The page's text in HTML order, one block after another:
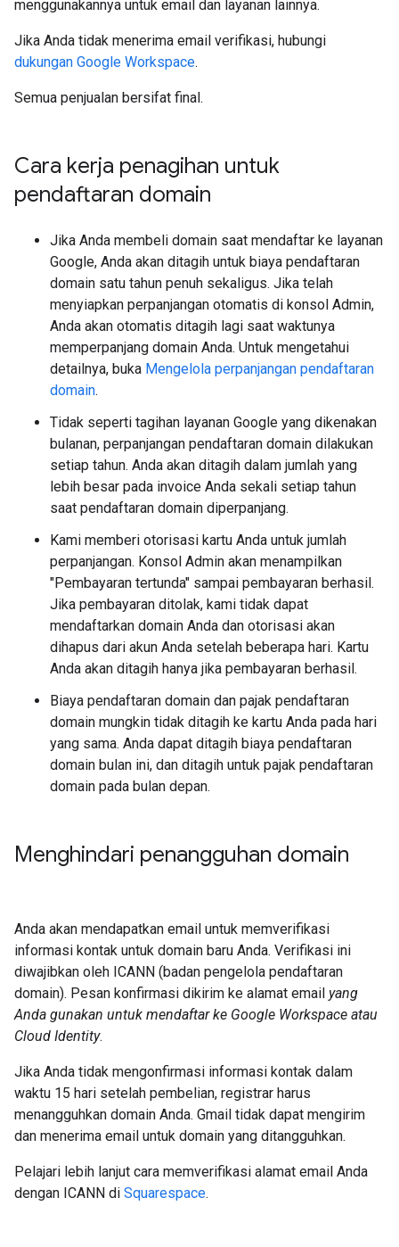
menggunakannya untuk email dan layanan lainnya.
Jika Anda tidak menerima email verifikasi, hubungi
dukungan Google Workspace.
Semua penjualan bersifat final.
Cara kerja penagihan untuk
pendaftaran domain
Jika Anda membeli domain saat mendaftar ke layanan
Google, Anda akan ditagih untuk biaya pendaftaran
domain satu tahun penuh sekaligus. Jika telah
menyiapkan perpanjangan otomatis di konsol Admin,
Anda akan otomatis ditagih lagi saat waktunya
memperpanjang domain Anda. Untuk mengetahui
detailnya, buka Mengelola perpanjangan pendaftaran
domain.
Tidak seperti tagihan layanan Google yang dikenakan
bulanan, perpanjangan pendaftaran domain dilakukan
setiap tahun. Anda akan ditagih dalam jumlah yang
lebih besar pada invoice Anda sekali setiap tahun
saat pendaftaran domain diperpanjang.
Kami memberi otorisasi kartu Anda untuk jumlah
perpanjangan. Konsol Admin akan menampilkan
"Pembayaran tertunda" sampai pembayaran berhasil.
Jika pembayaran ditolak, kami tidak dapat
mendaftarkan domain Anda dan otorisasi akan
dihapus dari akun Anda setelah beberapa hari. Kartu
Anda akan ditagih hanya jika pembayaran berhasil.
Biaya pendaftaran domain dan pajak pendaftaran
domain mungkin tidak ditagih ke kartu Anda pada hari
yang sama. Anda dapat ditagih biaya pendaftaran
domain bulan ini, dan ditagih untuk pajak pendaftaran
domain pada bulan depan.
Menghindari penangguhan domain
Anda akan mendapatkan email untuk memverifikasi
informasi kontak untuk domain baru Anda. Verifikasi ini
diwajibkan oleh ICANN (badan pengelola pendaftaran
domain). Pesan konfirmasi dikirim ke alamat email yang
Anda gunakan untuk mendaftar ke Google Workspace atau
Cloud Identity.
Jika Anda tidak mengonfirmasi informasi kontak dalam
waktu 15 hari setelah pembelian, registrar harus
menangguhkan domain Anda. Gmail tidak dapat mengirim
dan menerima email untuk domain yang ditangguhkan.
Pelajari lebih lanjut cara memverifikasi alamat email Anda
dengan ICANN di Squarespace.